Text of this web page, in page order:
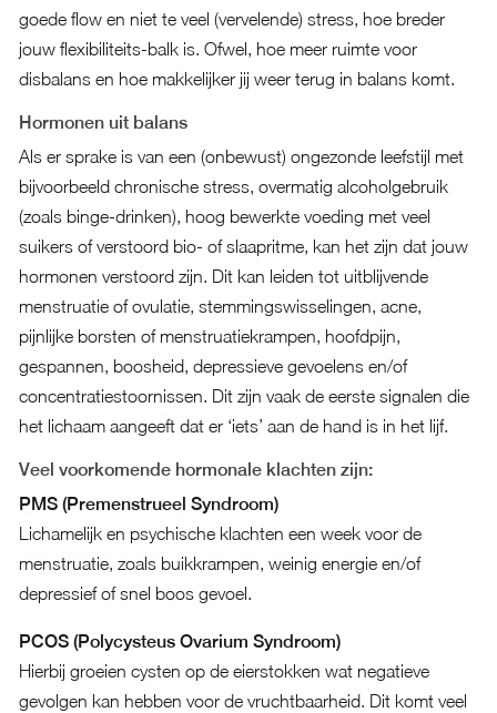
goede flow en niet te veel (vervelende) stress, hoe breder
jouw flexibiliteits-balk is. Ofwel, hoe meer ruimte voor
disbalans en hoe makkelijker jij weer terug in balans komt.
Hormonen uit balans
Als er sprake is van een (onbewust) ongezonde leefstijl met
bijvoorbeeld chronische stress, overmatig alcoholgebruik
(zoals binge-drinken), hoog bewerkte voeding met veel
suikers of verstoord bio- of slaapritme, kan het zijn dat jouw
hormonen verstoord zijn. Dit kan leiden tot uitblijvende
menstruatie of ovulatie, stemmingswisselingen, acne,
pijnlijke borsten of menstruatiekrampen, hoofdpijn,
gespannen, boosheid, depressieve gevoelens en/of
concentratiestoornissen. Dit zijn vaak de eerste signalen die
het lichaam aangeeft dat er ‘iets’ aan de hand is in het lijf.
Veel voorkomende hormonale klachten zijn:
PMS (Premenstrueel Syndroom)
Lichamelijk en psychische klachten een week voor de
menstruatie, zoals buikkrampen, weinig energie en/of
depressief of snel boos gevoel.
PCOS (Polycysteus Ovarium Syndroom)
Hierbij groeien cysten op de eierstokken wat negatieve
gevolgen kan hebben voor de vruchtbaarheid. Dit komt veel